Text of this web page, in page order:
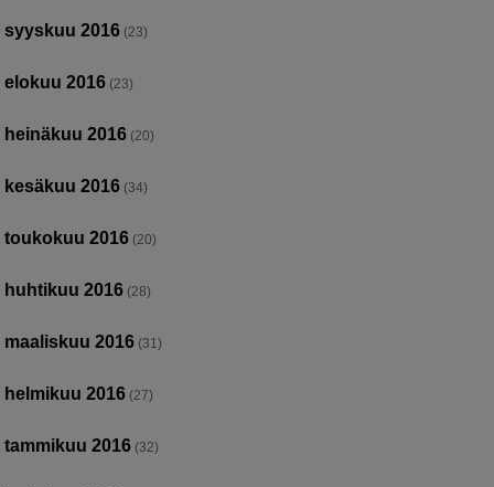
syyskuu 2016 (23)
elokuu 2016 (23)
heinäkuu 2016 (20)
kesäkuu 2016 (34)
toukokuu 2016 (20)
huhtikuu 2016 (28)
maaliskuu 2016 (31)
helmikuu 2016 (27)
tammikuu 2016 (32)